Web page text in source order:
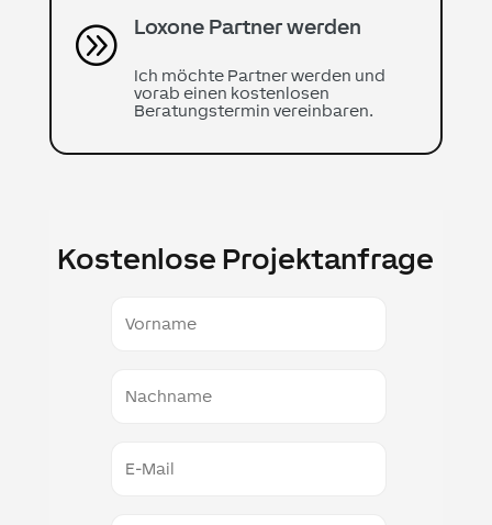
A Loxone Partner werden
Ich möchte Partner werden und
vorab einen kostenlosen
Beratungstermin vereinbaren.
Kostenlose Projektanfrage
Mail